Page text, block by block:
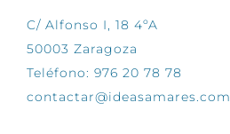
C/ Alfonso I, 18 4ºA
50003 Zaragoza
Teléfono: 976 20 78 78
contactar@ideasamares.com